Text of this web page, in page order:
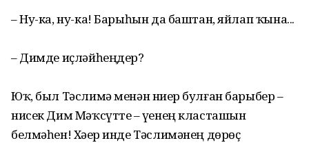
– Ну-ка, ну-ка! Барыһын да баштан, яйлап ҡына...
– Димде иҫләйһеңдер?
Юҡ, был Тәслимә менән ниҙер булған барыбер –
нисек Дим Мәҡсүтте – үҙенең класташын
белмәһен! Хәҙер инде Тәслимәнең дөрөҫ